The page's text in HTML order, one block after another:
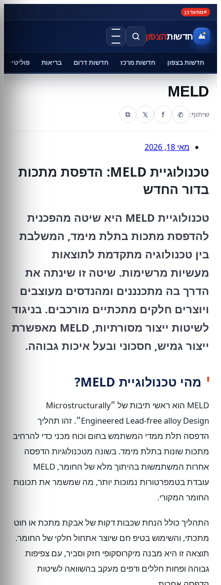
מתעדכן
חדשותהצפון
חדשות בצפון חדשות מרכז חדשות דרום בריאות פוליטיקה
MELD
שיתוף: ✆
f
𝕏
⧉
מאי 18, 2026
טכנולוגיית MELD: הדפסת מתכות
בדור החדש
טכנולוגיית MELD היא שיטה מהפכנית
להדפסת מתכות בתלת מימד, המשלבת
בין טכנולוגיה מתקדמת לתוצאות
מעשיות מרשימות. שיטה זו שינתה את
הדרך בה מתכנננים ומהנדסים מעוצבים
ויוצרים חלקים מתכתיים מורכבים. בניגוד
לשיטות ייצור מסורתיות, MELD מאפשרת
ייצור גמיש, חסכוני ובעל איכות גבוהה.
מהי טכנולוגיית MELD?
MELD הוא ראשי תיבות של ״Microstructurally
Engineered Lead-free alloy Design״. זהו תהליך
הדפסה תלת ממדי המשתמש בחום וכוח מכני כדי להרחיב
מתכות שונות בתלת מימד. בשונה מטכנולוגיות הדפסה
אחרות המשתמשות בהיתוך מלא של החומר, MELD
עובדת בטמפרטורות נמוכות יותר, מה שמשמר את תכונות
החומר המקורי.
התהליך כולל הנחת שכבות דקות של אבקת מתכת או חוט
מתכתי, והשימוש בטיפ חם שיוצר אתחול חלקי של החומר.
תוצאה זו היא מבנה מיקרוסקופי חזק וסביר, עם צפיפות
גבוהה ופחות חללים ודפים מעקב בהשוואה לשיטות